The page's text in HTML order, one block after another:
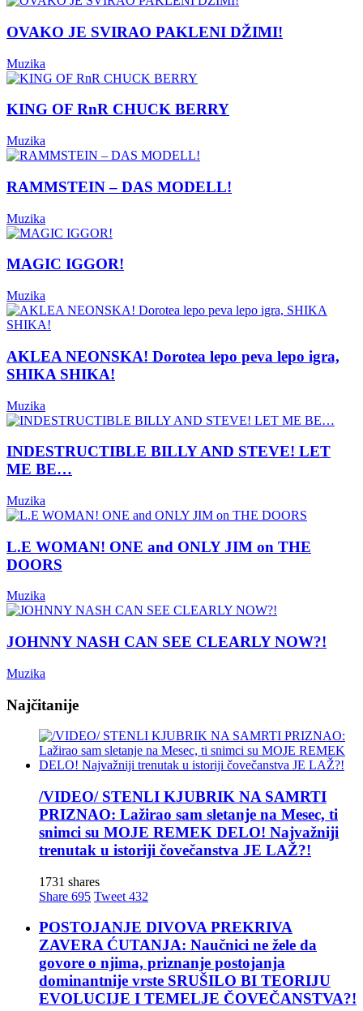
OVAKO JE SVIRAO PAKLENI DŽIMI!
Muzika
KING OF RnR CHUCK BERRY
Muzika
RAMMSTEIN – DAS MODELL!
Muzika
MAGIC IGGOR!
Muzika
AKLEA NEONSKA! Dorotea lepo peva lepo igra,
SHIKA SHIKA!
Muzika
INDESTRUCTIBLE BILLY AND STEVE! LET
ME BE…
Muzika
L.E WOMAN! ONE and ONLY JIM on THE
DOORS
Muzika
JOHNNY NASH CAN SEE CLEARLY NOW?!
Muzika
Najčitanije
/VIDEO/ STENLI KJUBRIK NA SAMRTI
PRIZNAO: Lažirao sam sletanje na Mesec, ti
snimci su MOJE REMEK DELO! Najvažniji
trenutak u istoriji čovečanstva JE LAŽ?!
1731 shares
Share 695 Tweet 432
POSTOJANJE DIVOVA PREKRIVA
ZAVERA ĆUTANJA: Naučnici ne žele da
govore o njima, priznanje postojanja
dominantnije vrste SRUŠILO BI TEORIJU
EVOLUCIJE I TEMELJE ČOVEČANSTVA?!